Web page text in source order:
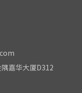
嘉华大厦D312